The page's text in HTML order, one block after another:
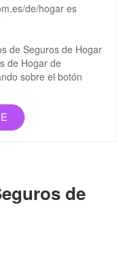
de/hogar es
de Seguros de Hogar
de Hogar de
sobre el botón
de